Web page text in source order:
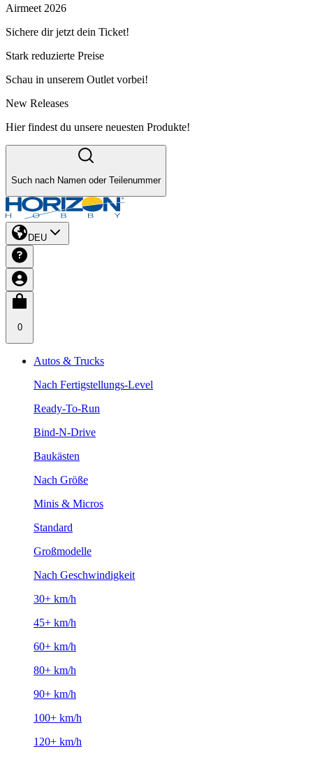
Airmeet 2026
Sichere dir jetzt dein Ticket!
Stark reduzierte Preise
Schau in unserem Outlet vorbei!
New Releases
Hier findest du unsere neuesten Produkte!
Such nach Namen oder Teilenummer
DEU
0
Autos & Trucks
Nach Fertigstellungs-Level
Ready-To-Run
Bind-N-Drive
Baukästen
Nach Größe
Minis & Micros
Standard
Großmodelle
Nach Geschwindigkeit
30+ km/h
45+ km/h
60+ km/h
80+ km/h
90+ km/h
100+ km/h
120+ km/h